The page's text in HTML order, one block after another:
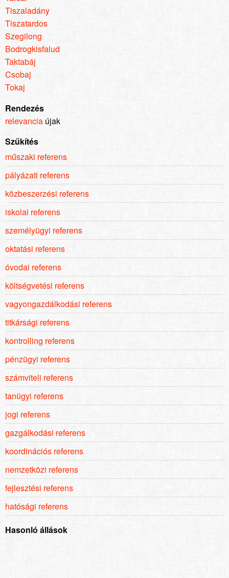
Tiszaladány
Tiszatardos
Szegilong
Bodrogkisfalud
Taktabáj
Csobaj
Tokaj
Rendezés
relevancia újak
Szűkítés
műszaki referens
pályázati referens
közbeszerzési referens
iskolai referens
személyügyi referens
oktatási referens
óvodai referens
költségvetési referens
vagyongazdálkodási referens
titkársági referens
kontrolling referens
pénzügyi referens
számviteli referens
tanügyi referens
jogi referens
gazgálkodási referens
koordinációs referens
nemzetközi referens
fejlesztési referens
hatósági referens
Hasonló állások